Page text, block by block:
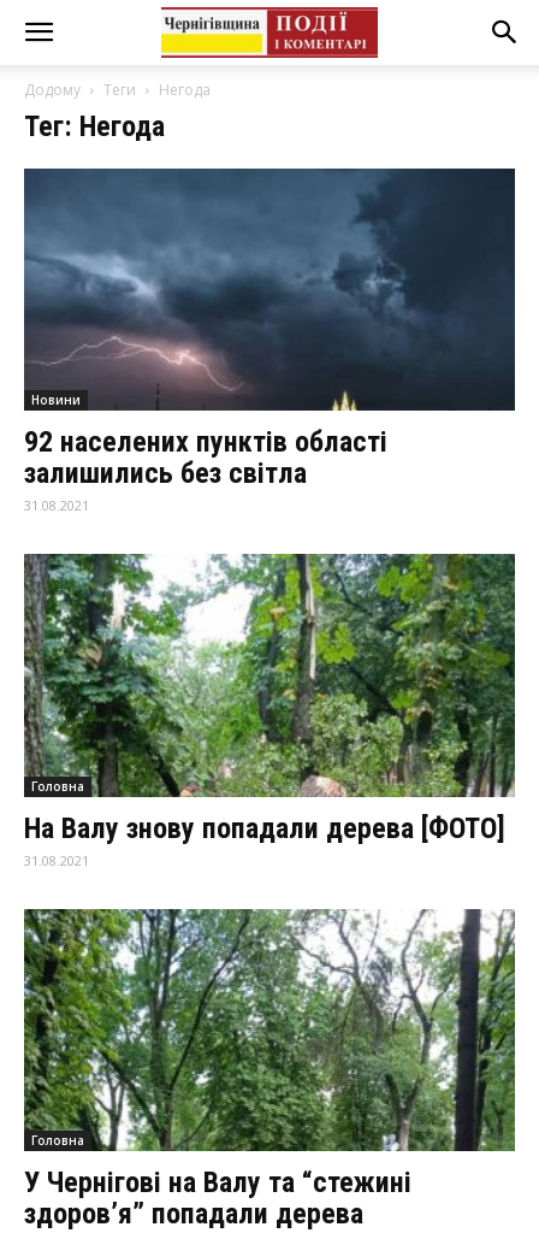
Додому Теги Негода
Тег: Негода
Новини
92 населених пунктів області
залишились без світла
31.08.2021
Головна
На Валу знову попадали дерева [ФОТО]
31.08.2021
Головна
У Чернігові на Валу та “стежині
здоров’я” попадали дерева